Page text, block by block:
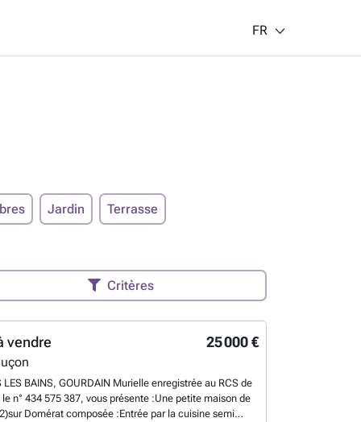
FR
Jardin Terrasse
Critères
25 000 €
vendre
LES BAINS, GOURDAIN Murielle enregistrée au RCS de
n° 434 575 387, vous présente :Une petite maison de
Domérat composée :Entrée par la cuisine semi